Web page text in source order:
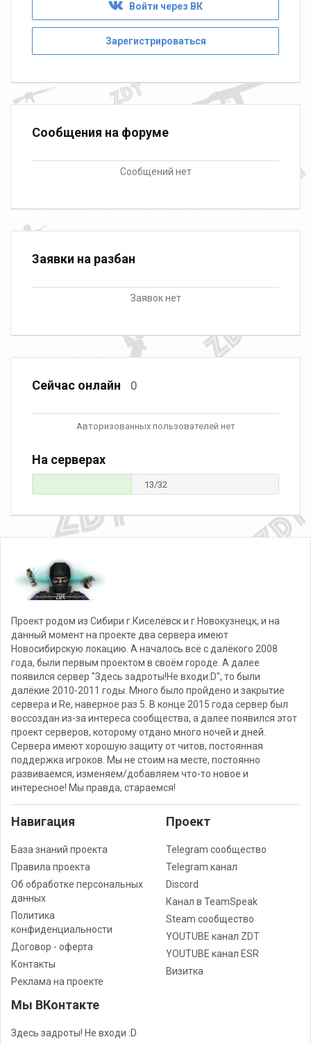
Войти через ВК
Зарегистрироваться
Сообщения на форуме
Сообщений нет
Заявки на разбан
Заявок нет
Сейчас онлайн 0
Авторизованных пользователей нет
На серверах
13/32
Проект родом из Сибири г.Киселёвск и г.Новокузнецк, и на
данный момент на проекте два сервера имеют
Новосибирскую локацию. А началось всё с далёкого 2008
года, были первым проектом в своём городе. А далее
появился сервер "Здесь задроты!Не входи:D", то были
далёкие 2010-2011 годы. Много было пройдено и закрытие
сервера и Re, наверное раз 5. В конце 2015 года сервер был
воссоздан из-за интереса сообщества, а далее появился этот
проект серверов, которому отдано много ночей и дней.
Сервера имеют хорошую защиту от читов, постоянная
поддержка игроков. Мы не стоим на месте, постоянно
развиваемся, изменяем/добавляем что-то новое и
интересное! Мы правда, стараемся!
Навигация
База знаний проекта
Правила проекта
Об обработке персональных
данных
Политика
конфиденциальности
Договор - оферта
Контакты
Реклама на проекте
Проект
Telegram сообщество
Telegram канал
Discord
Канал в TeamSpeak
Steam сообщество
YOUTUBE канал ZDT
YOUTUBE канал ESR
Визитка
Мы ВКонтакте
Здесь задроты! Не входи :D